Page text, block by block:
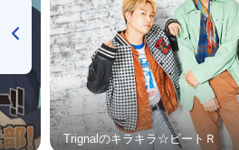
Trignalのキラキラ☆ビートＲ